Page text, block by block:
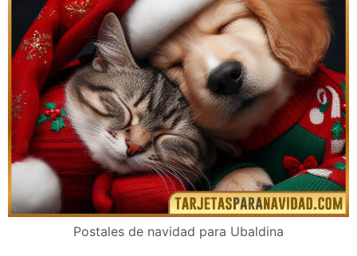
Postales de navidad para Ubaldina